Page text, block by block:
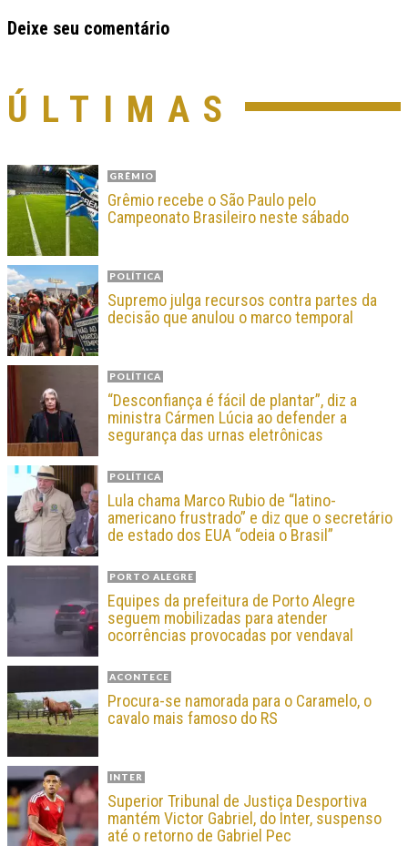
Deixe seu comentário
ÚLTIMAS
GRÊMIO
Grêmio recebe o São Paulo pelo
Campeonato Brasileiro neste sábado
POLÍTICA
Supremo julga recursos contra partes da
decisão que anulou o marco temporal
POLÍTICA
“Desconfiança é fácil de plantar”, diz a
ministra Cármen Lúcia ao defender a
segurança das urnas eletrônicas
POLÍTICA
Lula chama Marco Rubio de “latino-
americano frustrado” e diz que o secretário
de estado dos EUA “odeia o Brasil”
PORTO ALEGRE
Equipes da prefeitura de Porto Alegre
seguem mobilizadas para atender
ocorrências provocadas por vendaval
ACONTECE
Procura-se namorada para o Caramelo, o
cavalo mais famoso do RS
INTER
Superior Tribunal de Justiça Desportiva
mantém Victor Gabriel, do Inter, suspenso
até o retorno de Gabriel Pec